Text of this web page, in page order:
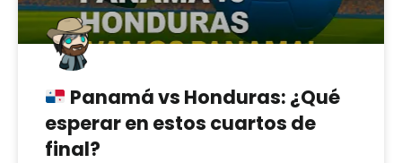
Panamá vs Honduras: ¿Qué
esperar en estos cuartos de
final?